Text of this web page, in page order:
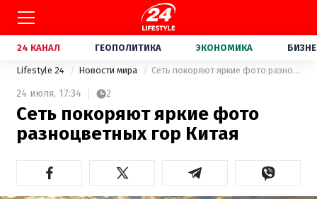
24 КАНАЛ ГЕОПОЛИТИКА ЭКОНОМИКА
Lifestyle 24 Новости мира Сеть покоряют яркие фото разноцветных гор Китая
24 июля, 17:34 2
Сеть покоряют яркие фото
разноцветных гор Китая